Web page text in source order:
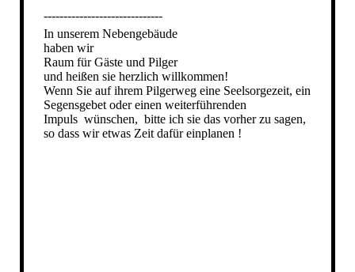
------------------------------
In unserem Nebengebäude
haben wir
Raum für Gäste und Pilger
und heißen sie herzlich willkommen!
Wenn Sie auf ihrem Pilgerweg eine Seelsorgezeit, ein
Segensgebet oder einen weiterführenden
Impuls wünschen, bitte ich sie das vorher zu sagen,
so dass wir etwas Zeit dafür einplanen !